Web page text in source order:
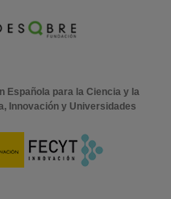
Española para la Ciencia y la
Innovación y Universidades